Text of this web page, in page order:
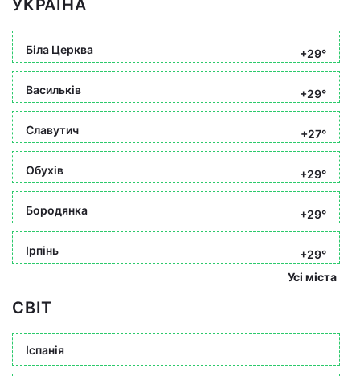
УКРАЇНА
Біла Церква +29°
Васильків +29°
Славутич +27°
Обухів +29°
Бородянка +29°
Ірпінь
+29°
Усі міста
СВІТ
Іспанія